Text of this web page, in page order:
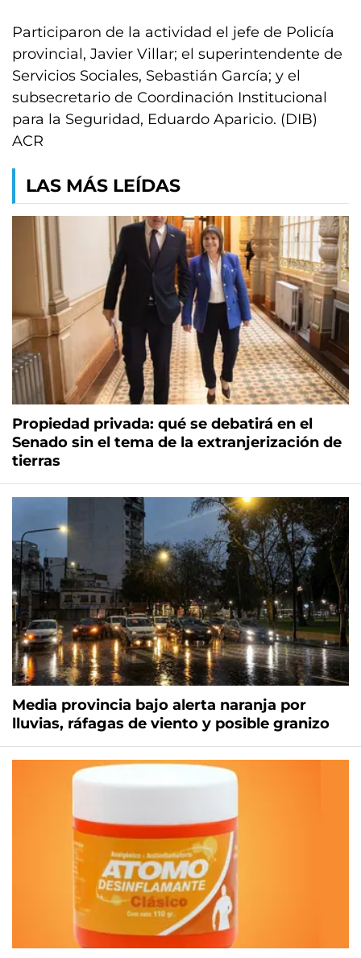
Participaron de la actividad el jefe de Policía
provincial, Javier Villar; el superintendente de
Servicios Sociales, Sebastián García; y el
subsecretario de Coordinación Institucional
para la Seguridad, Eduardo Aparicio. (DIB)
ACR
LAS MÁS LEÍDAS
Propiedad privada: qué se debatirá en el
Senado sin el tema de la extranjerización de
tierras
Media provincia bajo alerta naranja por
lluvias, ráfagas de viento y posible granizo